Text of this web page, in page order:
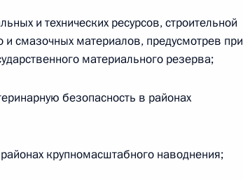
и технических ресурсов, строительной
и смазочных материалов, предусмотрев при
материального резерва;
безопасность в районах
крупномасштабного наводнения;